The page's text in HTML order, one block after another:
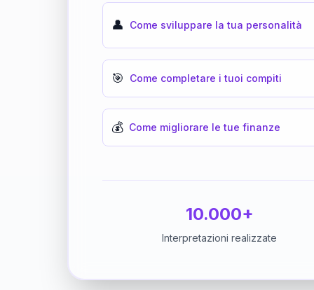
👤 Come sviluppare la tua personalità
🎯 Come completare i tuoi compiti
💰 Come migliorare le tue finanze
10.000+
Interpretazioni realizzate